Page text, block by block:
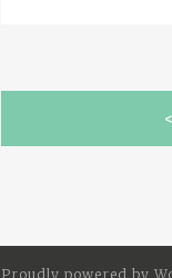
DE
Proudly powered by